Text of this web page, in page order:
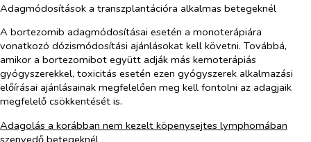
Adagmódosítások a transzplantációra alkalmas betegeknél
A bortezomib adagmódosításai esetén a monoterápiára
vonatkozó dózismódosítási ajánlásokat kell követni. Továbbá,
amikor a bortezomibot együtt adják más kemoterápiás
gyógyszerekkel, toxicitás esetén ezen gyógyszerek alkalmazási
előírásai ajánlásainak megfelelően meg kell fontolni az adagjaik
megfelelő csökkentését is.
Adagolás a korábban nem kezelt köpenysejtes lymphomában
szenvedő betegeknél